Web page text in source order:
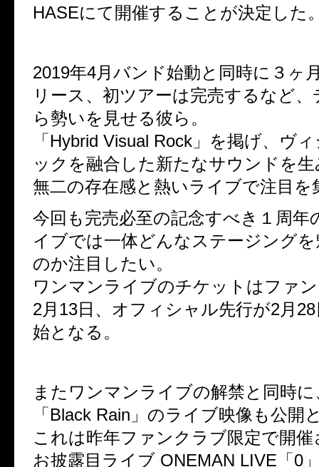
HASEにて開催することが決定した
2019年4月バンド始動と同時に３ヶ
リース、初ツアーは完売するなど
ら勢いを見せる彼ら。
「Hybrid Visual Rock」を掲げ、ヴ
ックを融合した新たなサウンドを
無二の存在感と熱いライブで注目を
今回も完売必至の記念すべき１周年
イブでは一体どんなステージング
のか注目したい。
ワンマンライブのチケットはファ
2月13日、オフィシャル先行が2月
始となる。
またワンマンライブの解禁と同時
「Black Rain」のライブ映像も公開
これは昨年ファンクラブ限定で開
お披露目ライブ ONEMAN LIVE「0